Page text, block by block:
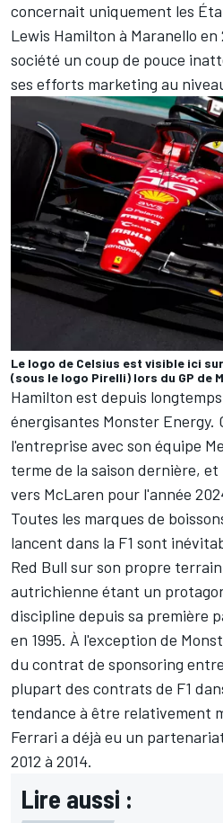
concernait uniquement les
Lewis Hamilton à Maranello en
société un coup de pouce
ses efforts marketing au
Le logo de Celsius est visible ici
(sous le logo Pirelli) lors du GP de
Hamilton est depuis
énergisantes Monster
l'entreprise avec son équipe
terme de la saison dernière,
vers McLaren pour l'année
Toutes les marques de
lancent dans la F1 sont
Red Bull sur son propre
autrichienne étant un
discipline depuis sa première
en 1995. À l'exception de
du contrat de sponsoring
plupart des contrats de F1
tendance à être relativement
Ferrari a déjà eu un
2012 à 2014.
Lire aussi :